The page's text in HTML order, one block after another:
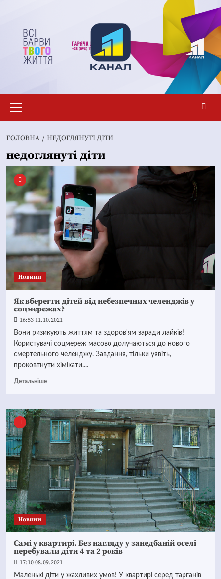
вмісту
меню
ГОЛОВНА НЕДОГЛЯНУТІ ДІТИ
недоглянуті діти
Новини
Як вберегти дітей від небезпечних челенджів у
соцмережах?
16:53 11.10.2021
Вони ризикують життям та здоров'ям заради лайків!
Користувачі соцмереж масово долучаються до нового
смертельного челенджу. Завдання, тільки уявіть,
проковтнути хімікати....
Детальніше
Новини
Самі у квартирі. Без нагляду у занедбаній оселі
перебували діти 4 та 2 років
17:10 08.09.2021
Маленькі діти у жахливих умов! У квартирі серед тарганів